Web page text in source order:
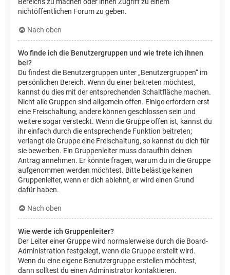
nichtöffentlichen Forum zu geben.
Nach oben
Wo finde ich die Benutzergruppen und wie trete ich ihnen
bei?
Du findest die Benutzergruppen unter „Benutzergruppen“ im
persönlichen Bereich. Wenn du einer beitreten möchtest,
kannst du dies mit der entsprechenden Schaltfläche machen.
Nicht alle Gruppen sind allgemein offen. Einige erfordern erst
eine Freischaltung, andere können geschlossen sein und
weitere sogar versteckt. Wenn die Gruppe offen ist, kannst du
ihr einfach durch die entsprechende Funktion beitreten;
verlangt die Gruppe eine Freischaltung, so kannst du dich für
sie bewerben. Ein Gruppenleiter muss daraufhin deinen
Antrag annehmen. Er könnte fragen, warum du in die Gruppe
aufgenommen werden möchtest. Bitte belästige keinen
Gruppenleiter, wenn er dich ablehnt, er wird einen Grund
dafür haben.
Nach oben
Wie werde ich Gruppenleiter?
Der Leiter einer Gruppe wird normalerweise durch die Board-
Administration festgelegt, wenn die Gruppe erstellt wird.
Wenn du eine eigene Benutzergruppe erstellen möchtest,
dann solltest du einen Administrator kontaktieren.